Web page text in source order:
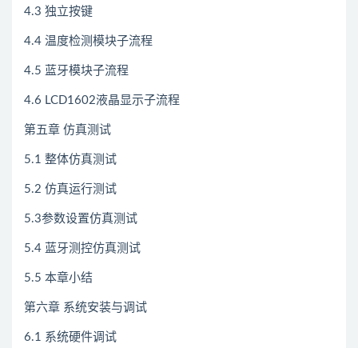
4.3 独立按键
4.4 温度检测模块子流程
4.5 蓝牙模块子流程
4.6 LCD1602液晶显示子流程
第五章 仿真测试
5.1 整体仿真测试
5.2 仿真运行测试
5.3参数设置仿真测试
5.4 蓝牙测控仿真测试
5.5 本章小结
第六章 系统安装与调试
6.1 系统硬件调试